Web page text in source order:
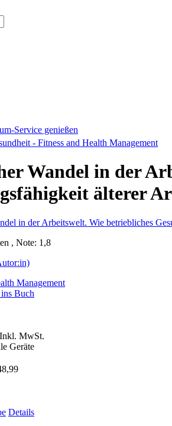
Service genießen
- Fitness and Health Management
Wandel in der
älterer
, Note: 1,8
Management
Buch
MwSt.
Geräte
Details